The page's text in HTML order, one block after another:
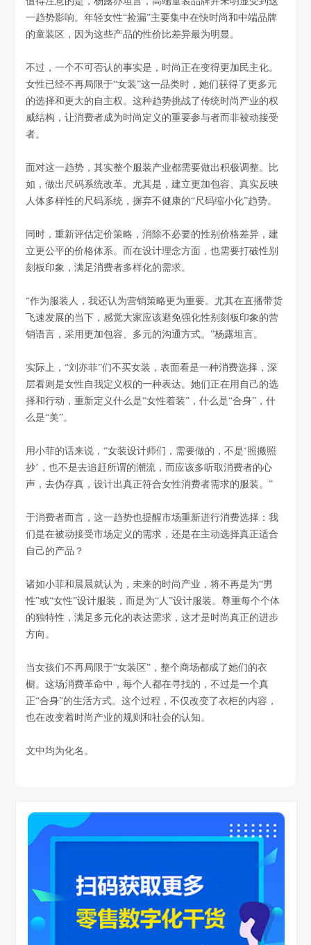
一趋势影响。年轻女性“捡漏”主要集中在快时尚和中端品牌
的童装区，因为这些产品的性价比差异最为明显。
不过，一个不可否认的事实是，时尚正在变得更加民主化。
女性已经不再局限于“女装”这一品类时，她们获得了更多元
的选择和更大的自主权。这种趋势挑战了传统时尚产业的权
威结构，让消费者成为时尚定义的重要参与者而非被动接受
者。
面对这一趋势，其实整个服装产业都需要做出积极调整。比
如，做出尺码系统改革。尤其是，建立更加包容、真实反映
人体多样性的尺码系统，摒弃不健康的“尺码缩小化”趋势。
同时，重新评估定价策略，消除不必要的性别价格差异，建
立更公平的价格体系。而在设计理念方面，也需要打破性别
刻板印象，满足消费者多样化的需求。
“作为服装人，我还认为营销策略更为重要。尤其在直播带货
飞速发展的当下，感觉大家应该避免强化性别刻板印象的营
销语言，采用更加包容、多元的沟通方式。”杨露坦言。
实际上，“刘亦菲”们不买女装，表面看是一种消费选择，深
层看则是女性自我定义权的一种表达。她们正在用自己的选
择和行动，重新定义什么是“女性着装”，什么是“合身”，什
么是“美”。
用小菲的话来说，“女装设计师们，需要做的，不是‘照搬照
抄’，也不是去追赶所谓的潮流，而应该多听取消费者的心
声，去伪存真，设计出真正符合女性消费者需求的服装。”
于消费者而言，这一趋势也提醒市场重新进行消费选择：我
们是在被动接受市场定义的需求，还是在主动选择真正适合
自己的产品？
诸如小菲和晨晨就认为，未来的时尚产业，将不再是为“男
性”或“女性”设计服装，而是为“人”设计服装。尊重每个个体
的独特性，满足多元化的表达需求，这才是时尚真正的进步
方向。
当女孩们不再局限于“女装区”，整个商场都成了她们的衣
橱。这场消费革命中，每个人都在寻找的，不过是一个真
正“合身”的生活方式。这个过程，不仅改变了衣柜的内容，
也在改变着时尚产业的规则和社会的认知。
文中均为化名。